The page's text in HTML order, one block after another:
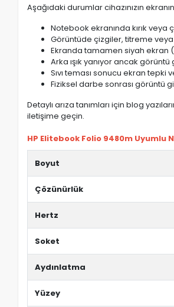
Aşağıdaki durumlar cihazınızın
Notebook ekranında kırık veya
Görüntüde çizgiler, titreme
Ekranda tamamen siyah
Arka ışık yanıyor ancak
Sıvı teması sonucu ekran tepki
Fiziksel darbe sonrası görüntü
Detaylı arıza tanımları için blog
iletişime geçin.
HP Elitebook Folio 9480m Uyumlu
Boyut
Çözünürlük
Hertz
Soket
Aydınlatma
Yüzey